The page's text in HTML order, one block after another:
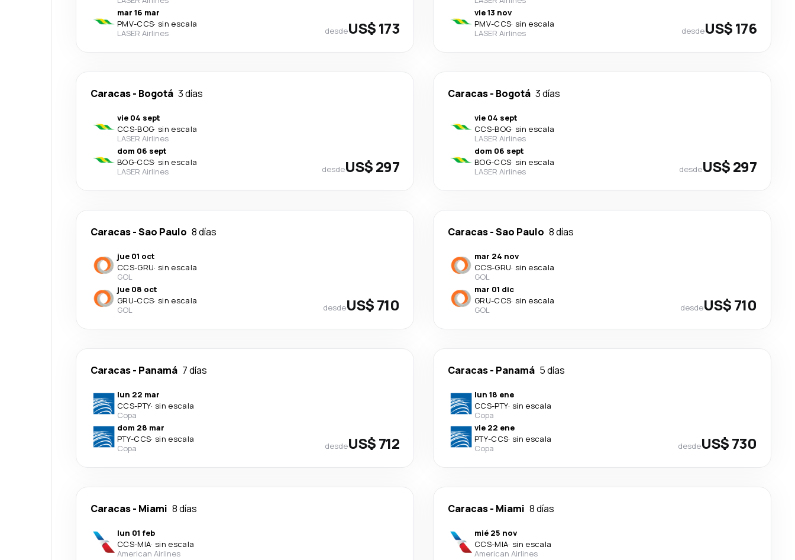
mar 16 mar
PMV-CCS· sin escala
LASER Airlines
desdeUS$ 173
vie 13 nov
PMV-CCS· sin escala
LASER Airlines
desdeUS$ 176
Caracas- Bogotá 3 días
vie 04 sept
CCS-BOG· sin escala
LASER Airlines
dom 06 sept
BOG-CCS· sin escala
LASER Airlines
desdeUS$ 297
Caracas- Bogotá 3 días
vie 04 sept
CCS-BOG· sin escala
LASER Airlines
dom 06 sept
BOG-CCS· sin escala
LASER Airlines
desdeUS$ 297
Caracas-Sao Paulo 8 días
jue 01 oct
CCS-GRU· sin escala
GOL
jue 08 oct
GRU-CCS· sin escala
GOL
desdeUS$ 710
Caracas-Sao Paulo 8 días
mar 24 nov
CCS-GRU· sin escala
GOL
mar 01 dic
GRU-CCS· sin escala
GOL
desdeUS$ 710
Caracas- Panamá 7 días
lun 22 mar
CCS-PTY· sin escala
Copa
dom 28 mar
PTY-CCS· sin escala
Copa
desdeUS$ 712
Caracas- Panamá 5 días
lun 18 ene
CCS-PTY· sin escala
Copa
vie 22 ene
PTY-CCS· sin escala
Copa
desdeUS$ 730
Caracas- Miami 8 días
lun 01 feb
CCS-MIA· sin escala
American Airlines
Caracas- Miami 8 días
mié 25 nov
CCS-MIA· sin escala
American Airlines